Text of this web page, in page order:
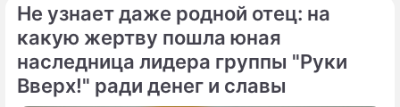
Генеральный директор мощнейшего
холдинга "Газпром-медиа" Александр Жаров
решился на неожидаемый и крайне острый
демарш.
Не узнает даже родной отец: на
какую жертву пошла юная
наследница лидера группы "Руки
Вверх!" ради денег и славы